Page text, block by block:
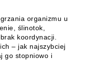
organizmu u
ślinotok,
koordynacji.
– jak najszybciej
go stopniowo i